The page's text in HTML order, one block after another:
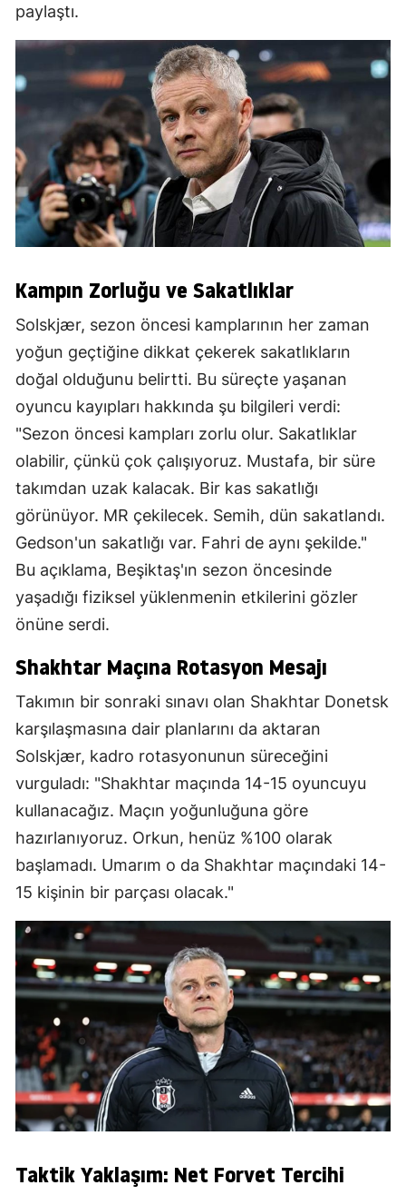
paylaştı.
Kampın Zorluğu ve Sakatlıklar
Solskjær, sezon öncesi kamplarının her zaman
yoğun geçtiğine dikkat çekerek sakatlıkların
doğal olduğunu belirtti. Bu süreçte yaşanan
oyuncu kayıpları hakkında şu bilgileri verdi:
"Sezon öncesi kampları zorlu olur. Sakatlıklar
olabilir, çünkü çok çalışıyoruz. Mustafa, bir süre
takımdan uzak kalacak. Bir kas sakatlığı
görünüyor. MR çekilecek. Semih, dün sakatlandı.
Gedson'un sakatlığı var. Fahri de aynı şekilde."
Bu açıklama, Beşiktaş'ın sezon öncesinde
yaşadığı fiziksel yüklenmenin etkilerini gözler
önüne serdi.
Shakhtar Maçına Rotasyon Mesajı
Takımın bir sonraki sınavı olan Shakhtar Donetsk
karşılaşmasına dair planlarını da aktaran
Solskjær, kadro rotasyonunun süreceğini
vurguladı: "Shakhtar maçında 14-15 oyuncuyu
kullanacağız. Maçın yoğunluğuna göre
hazırlanıyoruz. Orkun, henüz %100 olarak
başlamadı. Umarım o da Shakhtar maçındaki 14-
15 kişinin bir parçası olacak."
Taktik Yaklaşım: Net Forvet Tercihi